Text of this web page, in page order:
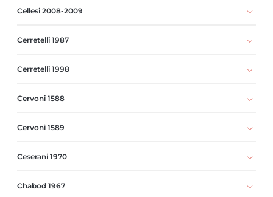
Cellesi 2008-2009
Cerretelli 1987
Cerretelli 1998
Cervoni 1588
Cervoni 1589
Ceserani 1970
Chabod 1967